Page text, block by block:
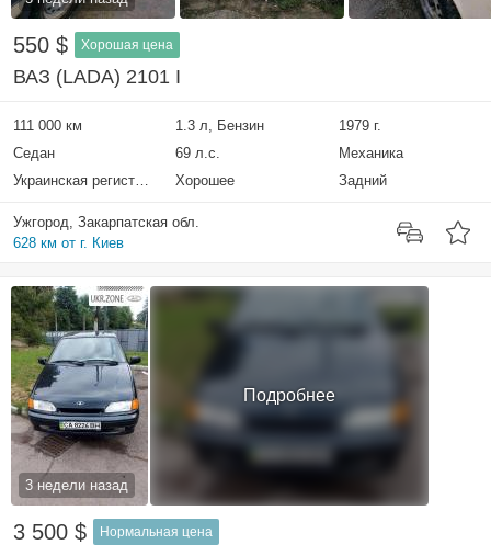
550 $ Хорошая цена
ВАЗ (LADA) 2101 I
111 000 км 1.3 л, Бензин
1979 г.
Седан
69 л.с.
Механика
Украинская регистрация
Хорошее Задний
Ужгород, Закарпатская обл.
628 км от г. Киев
3 недели назад
Подробнее
3 500 $ Нормальная цена